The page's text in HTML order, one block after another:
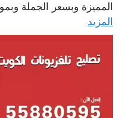
المميزة وبسعر الجملة
المزيد